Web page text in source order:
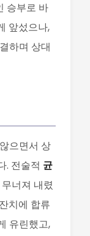
승부로 바
앞섰으나,
하며 상대
으면서 상
. 전술적 균
너져 내렸
치에 합류
유린했고,